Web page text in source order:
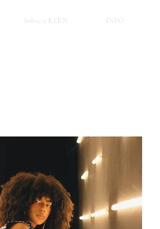
Sobre a KERN INFO